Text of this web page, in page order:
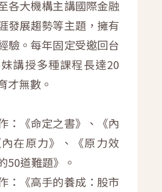
各大機構主講國際金融
發展趨勢等主題，擁有
驗。每年固定受邀回台
講授多種課程長達20
才無數。
：《命定之書》、《內
在原力》、《原力效
50道難題》。
：《高手的養成：股市